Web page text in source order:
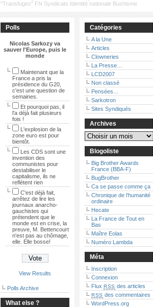
"Transfuges" FN Syndicats Identité nationale Bushisme
Polls
Nicolas Sarkozy va
sauver l'Europe, puis le
monde
Maintenant que la
France a pris la
présidence du G20,
c'est une question de
semaines.
Et pourquoi pas, il
l'a déjà fait plusieurs
fois !
L'explosion de la
zone euro est pour
bientôt.
Les CDS sont une
invention des
communistes pour
destabiliser le
capitalisme, ils ne
reflètent rien
C'est déjà fait,
arrêtez de lire les
journaux anarcho-
gauchistes qui
prétendent que le
monde est en crise, la
preuve, M. Bettencourt
n'est pas au chômage,
elle. Elle bosse!
View Results
Polls Archive
What else ?
Catégories
A la Une
Articles
Clowneries
La Presse…
LCD2007
Non classé
Pensées…
Sarkotron
Sites Syndiqués
Archives
Blogoliste
Big Brother Awards
France (BBA-F)
BugBrother
Ca se passe comme ça
Chronique de l’humanité
ordinaire
Hecate
La France de Tout en
Bas
Maître Eolas
Numéro Lambda
Méta
Inscription
Connexion
Flux RSS des articles
RSS des commentaires
WordPress.org